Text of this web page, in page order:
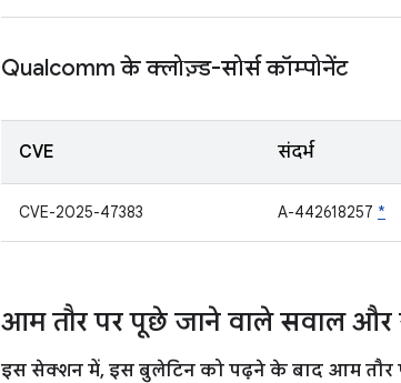
Qualcomm के क्लोज़्ड-सोर्स कॉम्पोनेंट
CVE संदर्भ
CVE-2025-47383 A-442618257 *
आम तौर पर पूछे जाने वाले सवाल और
इस सेक्शन में, इस बुलेटिन को पढ़ने के बाद आम तौर